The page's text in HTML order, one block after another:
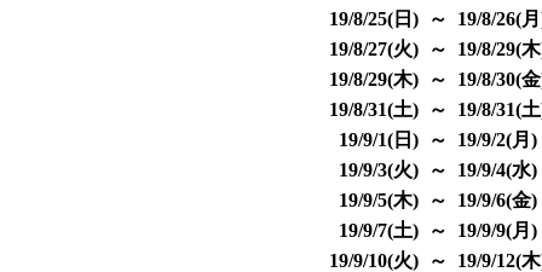
19/8/25(日) ～ 19/8/26(
19/8/27(火) ～ 19/8/29(
19/8/29(木) ～ 19/8/30(
19/8/31(土) ～ 19/8/31(
19/9/1(日) ～ 19/9/2(
19/9/3(火) ～ 19/9/4(
19/9/5(木) ～ 19/9/6(
19/9/7(土) ～ 19/9/9(
19/9/10(火) ～ 19/9/12(